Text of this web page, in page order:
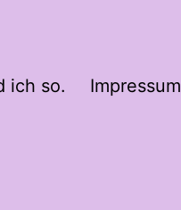
ich so. Impressum